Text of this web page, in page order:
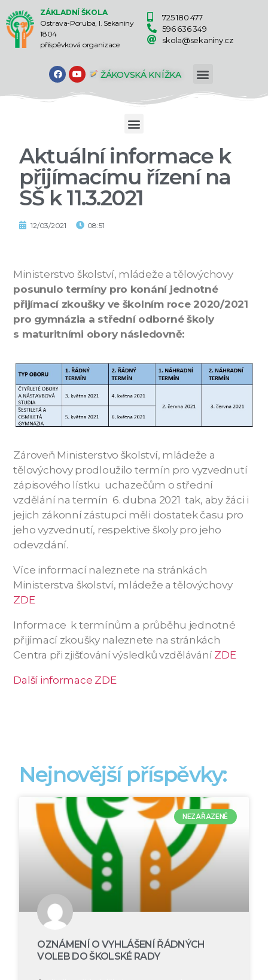
ZÁKLADNÍ ŠKOLA
Ostrava-Poruba, I. Sekaniny
1804
příspěvková organizace
725 180 477
596 636 349
skola@sekaniny.cz
ŽÁKOVSKÁ KNÍŽKA
Aktuální informace k
přijímacímu řízení na
SŠ k 11.3.2021
12/03/2021 08:51
Ministerstvo školství, mládeže a tělovýchovy
posunulo termíny pro konání jednotné
přijímací zkoušky ve školním roce 2020/2021
pro gymnázia a střední odborné školy
s maturitními obory následovně:
Zároveň Ministerstvo školství, mládeže a
tělovýchovy prodloužilo termín pro vyzvednutí
zápisového lístku uchazečům o střední
vzdělání na termín 6. dubna 2021 tak, aby žáci i
jejich zákonní zástupci měli dostatek času pro
jeho vyzvednutí, respektive školy pro jeho
odevzdání.
Více informací naleznete na stránkách
Ministerstva školství, mládeže a tělovýchovy
ZDE
Informace k termínům a průběhu jednotné
přijímací zkoušky naleznete na stránkách
Centra při zjišťování výsledků vzdělávání ZDE
Další informace ZDE
Nejnovější příspěvky:
NEZAŘAZENÉ
OZNÁMENÍ O VYHLÁŠENÍ ŘÁDNÝCH
VOLEB DO ŠKOLSKÉ RADY